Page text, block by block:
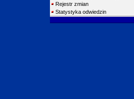
Rejestr zmian
Statystyka odwiedzin